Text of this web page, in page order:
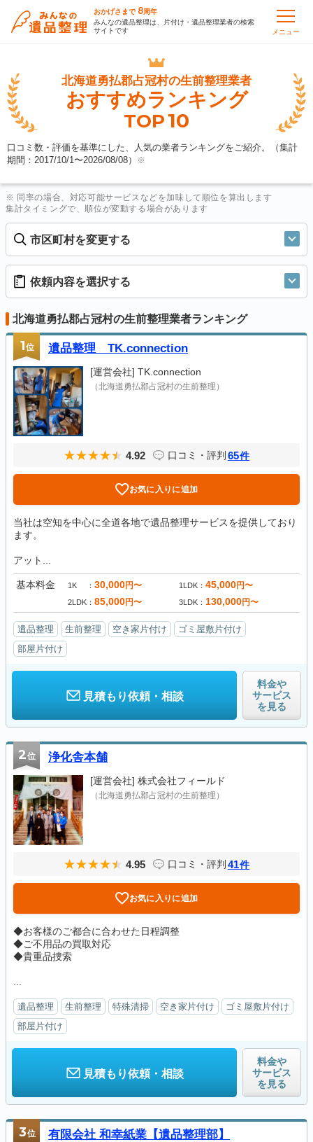
おかげさまで 8周年
みんなの遺品整理は、片付け・遺品整理業者の検索
サイトです
メニュー
北海道勇払郡占冠村の生前整理業者
おすすめランキング
TOP10
口コミ数・評価を基準にした、人気の業者ランキングをご紹介。（集計
期間：2017/10/1〜2026/08/08） ※
※ 同率の場合、対応可能サービスなどを加味して順位を算出します
集計タイミングで、順位が変動する場合があります
市区町村を変更する
依頼内容を選択する
北海道勇払郡占冠村の生前整理業者ランキング
1位 遺品整理 TK.connection
[運営会社] TK.connection
（北海道勇払郡占冠村の生前整理）
4.92 口コミ・評判 65件
お気に入りに追加
当社は空知を中心に全道各地で遺品整理サービスを提供しており
ます。
アット...
基本料金 1K 30,000円〜 1LDK 45,000円〜
2LDK 85,000円〜 3LDK 130,000円〜
遺品整理 生前整理 空き家片付け
ゴミ屋敷片付け
部屋片付け
見積もり依頼・相談
料金や
サービス
を見る
2位 浄化舎本舗
[運営会社] 株式会社フィールド
（北海道勇払郡占冠村の生前整理）
4.95 口コミ・評判 41件
お気に入りに追加
◆お客様のご都合に合わせた日程調整
◆ご不用品の買取対応
◆貴重品捜索
遺品整理 生前整理 特殊清掃 空き家片付け
ゴミ屋敷片付け
部屋片付け
見積もり依頼・相談
料金や
サービス
を見る
3位 有限会社 和幸紙業【遺品整理部】